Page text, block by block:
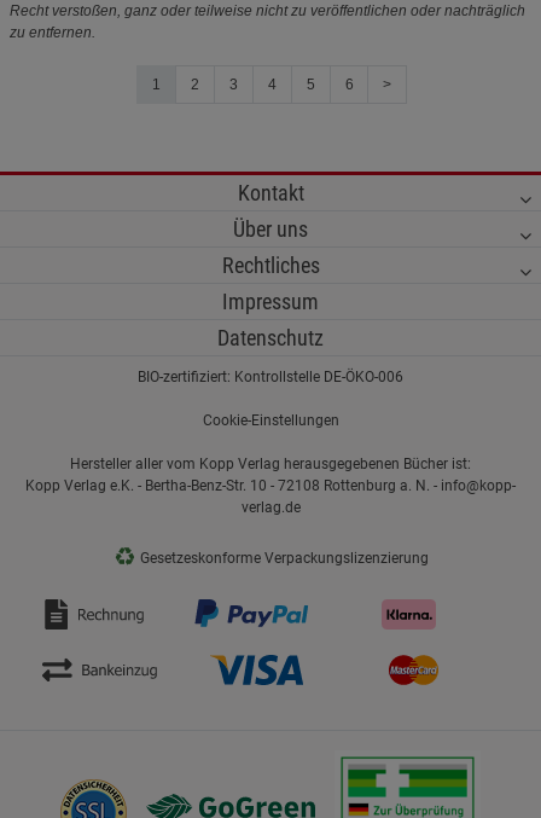
Recht verstoßen, ganz oder teilweise nicht zu veröffentlichen oder nachträglich
zu entfernen.
1 2 3 4 5 6 >
Kontakt
Über uns
Rechtliches
Impressum
Datenschutz
BIO-zertifiziert: Kontrollstelle DE-ÖKO-006
Cookie-Einstellungen
Hersteller aller vom Kopp Verlag herausgegebenen Bücher ist:
Kopp Verlag e.K. - Bertha-Benz-Str. 10 - 72108 Rottenburg a. N. - info@kopp-
verlag.de
♻ Gesetzeskonforme Verpackungslizenzierung